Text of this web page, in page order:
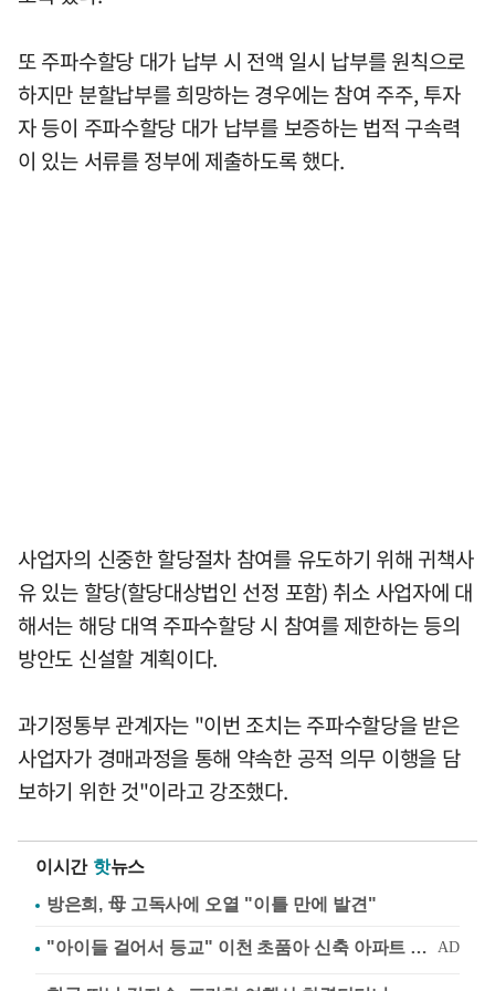
또 주파수할당 대가 납부 시 전액 일시 납부를 원칙으로
하지만 분할납부를 희망하는 경우에는 참여 주주, 투자
자 등이 주파수할당 대가 납부를 보증하는 법적 구속력
이 있는 서류를 정부에 제출하도록 했다.
사업자의 신중한 할당절차 참여를 유도하기 위해 귀책사
유 있는 할당(할당대상법인 선정 포함) 취소 사업자에 대
해서는 해당 대역 주파수할당 시 참여를 제한하는 등의
방안도 신설할 계획이다.
과기정통부 관계자는 "이번 조치는 주파수할당을 받은
사업자가 경매과정을 통해 약속한 공적 의무 이행을 담
보하기 위한 것"이라고 강조했다.
이시간 핫뉴스
방은희, 母 고독사에 오열 "이틀 만에 발견"